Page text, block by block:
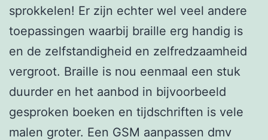
sprokkelen! Er zijn echter wel veel andere
toepassingen waarbij braille erg handig is
en de zelfstandigheid en zelfredzaamheid
vergroot. Braille is nou eenmaal een stuk
duurder en het aanbod in bijvoorbeeld
gesproken boeken en tijdschriften is vele
malen groter. Een GSM aanpassen dmv